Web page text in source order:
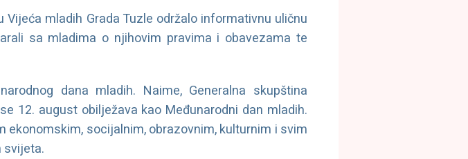
mladih Grada Tuzle održalo informativnu uličnu
sa mladima o njihovim pravima i obavezama te
dana mladih. Naime, Generalna skupština
12. august obilježava kao Međunarodni dan mladih.
socijalnim, obrazovnim, kulturnim i svim
svijeta.